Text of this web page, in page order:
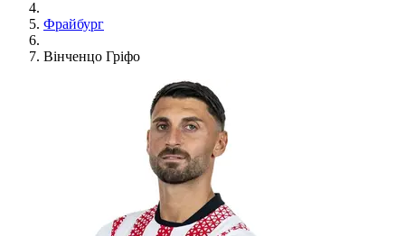
Фрайбург
Вінченцо Гріфо